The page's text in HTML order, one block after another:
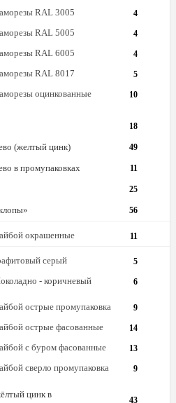
RAL 3005 4
RAL 5005 4
RAL 6005 4
RAL 8017 5
оцинкованные 10
18
(желтый цинк) 49
в промупаковках 11
25
56
окрашенные 11
серый 5
- коричневый 6
острые промупаковка 9
острые фасованные 14
с буром фасованные 13
сверло промупаковка 9
цинк в
43